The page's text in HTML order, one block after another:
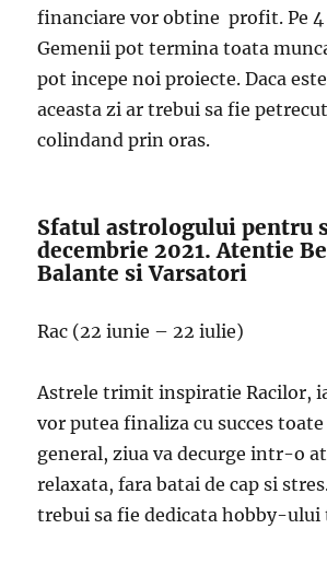
financiare vor obtine profit. Pe
Gemenii pot termina toata
pot incepe noi proiecte. Daca
aceasta zi ar trebui sa fie
colindand prin oras.
Sfatul astrologului pentru
decembrie 2021. Atentie
Balante si Varsatori
Rac (22 iunie – 22 iulie)
Astrele trimit inspiratie Racilor,
vor putea finaliza cu succes
general, ziua va decurge intr-o
relaxata, fara batai de cap si
trebui sa fie dedicata hobby-ului